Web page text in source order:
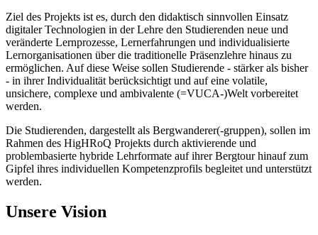
Ziel des Projekts ist es, durch den didaktisch sinnvollen Einsatz
digitaler Technologien in der Lehre den Studierenden neue und
veränderte Lernprozesse, Lernerfahrungen und individualisierte
Lernorganisationen über die traditionelle Präsenzlehre hinaus zu
ermöglichen. Auf diese Weise sollen Studierende - stärker als bisher
- in ihrer Individualität berücksichtigt und auf eine volatile,
unsichere, complexe und ambivalente (=VUCA-)Welt vorbereitet
werden.
Die Studierenden, dargestellt als Bergwanderer(-gruppen), sollen im
Rahmen des HigHRoQ Projekts durch aktivierende und
problembasierte hybride Lehrformate auf ihrer Bergtour hinauf zum
Gipfel ihres individuellen Kompetenzprofils begleitet und unterstützt
werden.
Unsere Vision